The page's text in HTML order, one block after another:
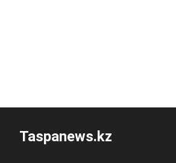
Taspanews.kz